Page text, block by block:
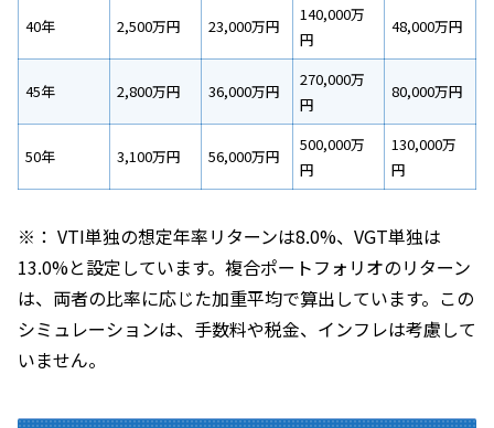
40年 2,500万円 23,000万円
140,000万
円
48,000万円
45年 2,800万円 36,000万円
270,000万
円
80,000万円
50年 3,100万円 56,000万円
500,000万
円
130,000万
円
※： VTI単独の想定年率リターンは8.0%、VGT単独は
13.0%と設定しています。複合ポートフォリオのリターン
は、両者の比率に応じた加重平均で算出しています。この
シミュレーションは、手数料や税金、インフレは考慮して
いません。